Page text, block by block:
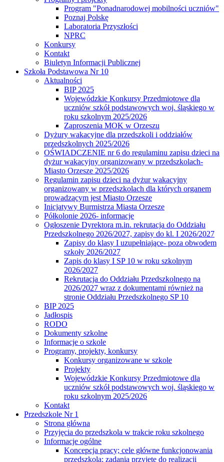
Program "Ponadnarodowej mobilności uczniów"
Poznaj Polskę
Laboratoria Przyszłości
NPRC
Konkursy
Kontakt
Biuletyn Informacji Publicznej
Szkoła Podstawowa Nr 10
Aktualności
BIP 2025
Wojewódzkie Konkursy Przedmiotowe dla
uczniów szkół podstawowych woj. śląskiego w
roku szkolnym 2025/2026
Zaproszenia MOK w Orzeszu
Dyżury wakacyjne dla przedszkoli i oddziałów
przedszkolnych 2025/2026
OŚWIADCZENIE nr 6 do regulaminu zapisu dzieci na
dyżur wakacyjny organizowany w przedszkolach-
Miasto Orzesze 2025/2026
Regulamin zapisu dzieci na dyżur wakacyjny
organizowany w przedszkolach dla których organem
prowadzącym jest Miasto Orzesze
Inicjatywy Burmistrza Miasta Orzesze
Półkolonie 2026- informacje
Ogłoszenie Dyrektora m.in. rekrutacja do Oddziału
Przedszkolnego 2026/2027, zapisy do kl. I 2026/2027
Zapisy do klasy I uzupełniające- poza obwodem
szkoły 2026/2027
Zapis do klasy I SP 10 w roku szkolnym
2026/2027
Rekrutacja do Oddziału Przedszkolnego na
2026/2027 wraz z dokumentami również na
stronie Oddziału Przedszkolnego SP 10
BIP 2025
Jadłospis
RODO
Dokumenty szkolne
Informacje o szkole
Programy, projekty, konkursy
Konkursy organizowane w szkole
Projekty
Wojewódzkie Konkursy Przedmiotowe dla
uczniów szkół podstawowych woj. śląskiego w
roku szkolnym 2025/2026
Kontakt
Przedszkole Nr 1
Strona główna
Przyjęcia do przedszkola w trakcie roku szkolnego
Informacje ogólne
Koncepcja pracy; cele główne funkcjonowania
przedszkola; zadania przyjęte do realizacji